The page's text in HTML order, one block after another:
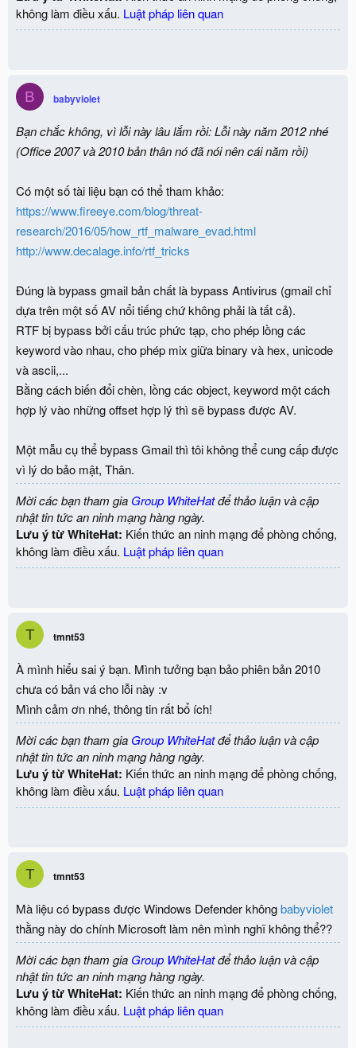
không làm điều xấu. Luật pháp liên quan
B babyviolet
Bạn chắc không, vì lỗi này lâu lắm rồi: Lỗi này năm 2012 nhé
(Office 2007 và 2010 bản thân nó đã nói nên cái năm rồi)
Có một số tài liệu bạn có thể tham khảo:
https://www.fireeye.com/blog/threat-
research/2016/05/how_rtf_malware_evad.html
http://www.decalage.info/rtf_tricks
Đúng là bypass gmail bản chất là bypass Antivirus (gmail chỉ
dựa trên một số AV nổi tiếng chứ không phải là tất cả).
RTF bị bypass bởi cấu trúc phức tạp, cho phép lồng các
keyword vào nhau, cho phép mix giữa binary và hex, unicode
và ascii,...
Bằng cách biến đổi chèn, lồng các object, keyword một cách
hợp lý vào những offset hợp lý thì sẽ bypass được AV.
Một mẫu cụ thể bypass Gmail thì tôi không thể cung cấp được
vì lý do bảo mật, Thân.
Mời các bạn tham gia Group WhiteHatđể thảo luận và cập
nhật tin tức an ninh mạng hàng ngày.
Lưu ý từ WhiteHat: Kiến thức an ninh mạng để phòng chống,
không làm điều xấu. Luật pháp liên quan
T tmnt53
À mình hiểu sai ý bạn. Mình tưởng bạn bảo phiên bản 2010
chưa có bản vá cho lỗi này :v
Mình cảm ơn nhé, thông tin rất bổ ích!
Mời các bạn tham gia Group WhiteHatđể thảo luận và cập
nhật tin tức an ninh mạng hàng ngày.
Lưu ý từ WhiteHat: Kiến thức an ninh mạng để phòng chống,
không làm điều xấu. Luật pháp liên quan
T tmnt53
Mà liệu có bypass được Windows Defender khôngbabyviolet
thằng này do chính Microsoft làm nên mình nghĩ không thể??
Mời các bạn tham gia Group WhiteHatđể thảo luận và cập
nhật tin tức an ninh mạng hàng ngày.
Lưu ý từ WhiteHat: Kiến thức an ninh mạng để phòng chống,
không làm điều xấu. Luật pháp liên quan